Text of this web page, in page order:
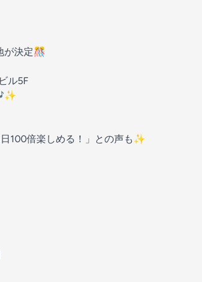
が決定🎊
ル5F
100倍楽しめる！」との声も✨